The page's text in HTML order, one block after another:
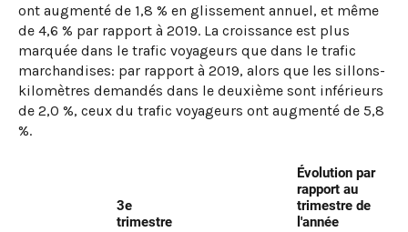
ont augmenté de 1,8 % en glissement annuel, et même
de 4,6 % par rapport à 2019. La croissance est plus
marquée dans le trafic voyageurs que dans le trafic
marchandises: par rapport à 2019, alors que les sillons-
kilomètres demandés dans le deuxième sont inférieurs
de 2,0 %, ceux du trafic voyageurs ont augmenté de 5,8
%.